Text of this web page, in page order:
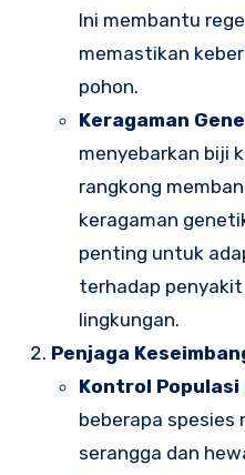
Ini membantu
memastikan
pohon.
Keragaman
menyebarkan biji
rangkong
keragaman
penting untuk
terhadap
lingkungan.
Penjaga
Kontrol Populasi
beberapa spesies
serangga dan